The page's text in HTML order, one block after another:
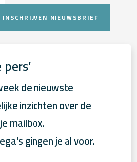
INSCHRIJVEN NIEUWSBRIEF
de nieuwste
inzichten over de
mailbox.
gingen je al voor.